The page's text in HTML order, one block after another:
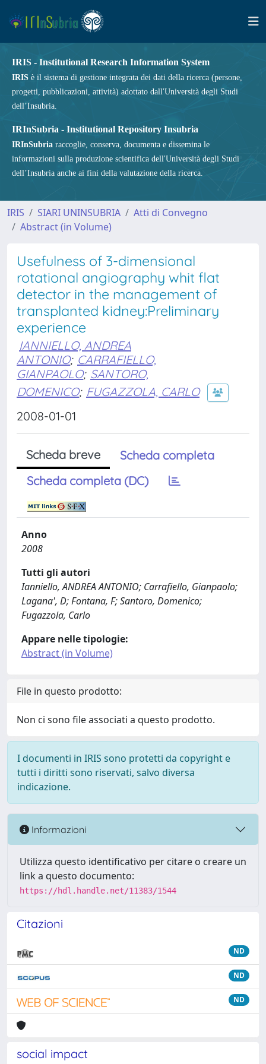
IRIS - Institutional Research Information System
IRIS è il sistema di gestione integrata dei dati della ricerca (persone,
progetti, pubblicazioni, attività) adottato dall'Università degli Studi
dell’Insubria.
IRInSubria - Institutional Repository Insubria
IRInSubria raccoglie, conserva, documenta e dissemina le
informazioni sulla produzione scientifica dell'Università degli Studi
dell’Insubria anche ai fini della valutazione della ricerca.
IRIS SIARI UNINSUBRIA
Atti di Convegno
Abstract (in Volume)
Usefulness of 3-dimensional
rotational angiography whit flat
detector in the management of
transplanted kidney:Preliminary
experience
IANNIELLO, ANDREA
ANTONIO; CARRAFIELLO,
GIANPAOLO; SANTORO,
DOMENICO; FUGAZZOLA, CARLO
2008-01-01
Scheda breve
Scheda completa
Scheda completa (DC)
Anno
2008
Tutti gli autori
Ianniello, ANDREA ANTONIO; Carrafiello, Gianpaolo;
Lagana', D; Fontana, F; Santoro, Domenico;
Fugazzola, Carlo
Appare nelle tipologie:
Abstract (in Volume)
File in questo prodotto:
Non ci sono file associati a questo prodotto.
I documenti in IRIS sono protetti da copyright e
tutti i diritti sono riservati, salvo diversa
indicazione.
Informazioni
Utilizza questo identificativo per citare o creare un
link a questo documento:
https://hdl.handle.net/11383/1544
Citazioni
ND
ND
ND
social impact